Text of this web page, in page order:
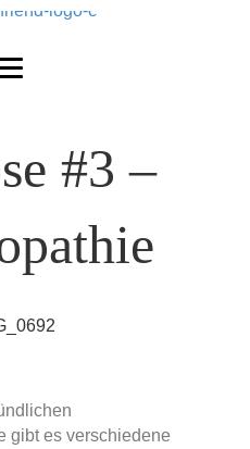
#3 –
gibt es verschiedene